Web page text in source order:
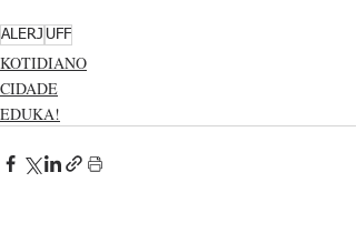
ALERJ UFF
KOTIDIANO
CIDADE
EDUKA!